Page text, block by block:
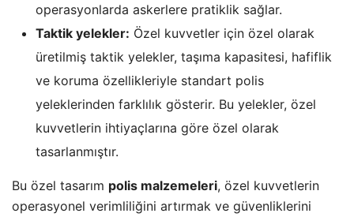
operasyonlarda askerlere pratiklik sağlar.
Taktik yelekler: Özel kuvvetler için özel olarak
üretilmiş taktik yelekler, taşıma kapasitesi, hafiflik
ve koruma özellikleriyle standart polis
yeleklerinden farklılık gösterir. Bu yelekler, özel
kuvvetlerin ihtiyaçlarına göre özel olarak
tasarlanmıştır.
Bu özel tasarım polis malzemeleri, özel kuvvetlerin
operasyonel verimliliğini artırmak ve güvenliklerini